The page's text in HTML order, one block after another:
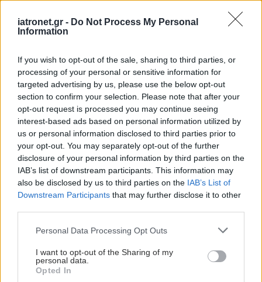
iatronet.gr - Do Not Process My Personal
Information
If you wish to opt-out of the sale, sharing to third parties, or
processing of your personal or sensitive information for
targeted advertising by us, please use the below opt-out
section to confirm your selection. Please note that after your
opt-out request is processed you may continue seeing
interest-based ads based on personal information utilized by
us or personal information disclosed to third parties prior to
your opt-out. You may separately opt-out of the further
disclosure of your personal information by third parties on the
IAB’s list of downstream participants. This information may
also be disclosed by us to third parties on the IAB’s List of
Downstream Participants that may further disclose it to other
Please note that this website/app uses one or more Google
not limited to your visit or usage behaviour. You may click to
grant or deny consent to Google and its third-party tags to
use your data for below specified purposes in below Google
Personal Data Processing Opt Outs
I want to opt-out of the Sharing of my
personal data.
Opted In
αναπληρώτρια ταμίας
Πανελληνίου Συλλόγου
Κυστικής Ίνωσης
Κυστική ίνωση: Το ταξίδι
από τη διάγνωση στην
απεριόριστη ανάσα
ΔΕΙΤΕ ΕΠΙΣΗΣ